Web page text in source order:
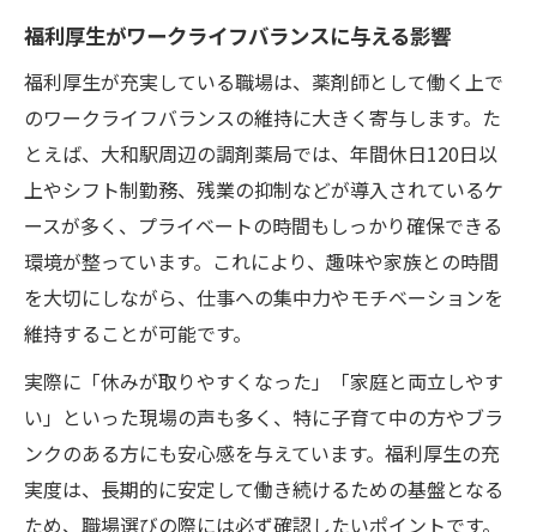
福利厚生がワークライフバランスに与える影響
福利厚生が充実している職場は、薬剤師として働く上で
のワークライフバランスの維持に大きく寄与します。た
とえば、大和駅周辺の調剤薬局では、年間休日120日以
上やシフト制勤務、残業の抑制などが導入されているケ
ースが多く、プライベートの時間もしっかり確保できる
環境が整っています。これにより、趣味や家族との時間
を大切にしながら、仕事への集中力やモチベーションを
維持することが可能です。
実際に「休みが取りやすくなった」「家庭と両立しやす
い」といった現場の声も多く、特に子育て中の方やブラ
ンクのある方にも安心感を与えています。福利厚生の充
実度は、長期的に安定して働き続けるための基盤となる
ため、職場選びの際には必ず確認したいポイントです。